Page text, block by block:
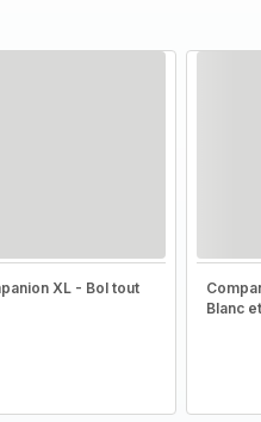
XL - Bol tout
Blanc